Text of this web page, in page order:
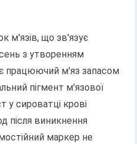
м'язів, що зв'язує
з утворенням
працюючий м'яз запасом
пігмент м'язової
у сироватці крові
після виникнення
маркер не